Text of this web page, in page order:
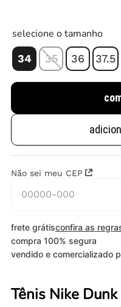
selecione o tamanho
34 35 36 37.5
Não sei meu CEP
frete grátisconfira as
compra 100% segura
vendido e comercializado
Tênis Nike